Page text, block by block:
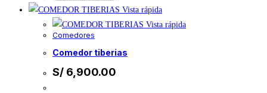
Vista rápida
Vista rápida
Comedores
comedor tiberias
S/ 6,900.00